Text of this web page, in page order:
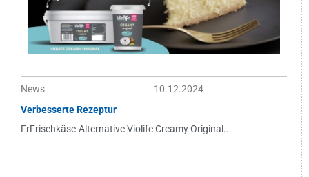
News
10.12.2024
Verbesserte Rezeptur
FrFrischkäse-Alternative Violife Creamy Original...